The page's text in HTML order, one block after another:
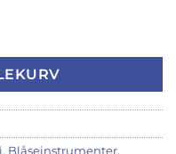
antall
, Blåseinstrumenter,